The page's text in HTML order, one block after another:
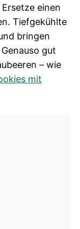
einen
Tiefgekühlte
bringen
gut
– wie
mit